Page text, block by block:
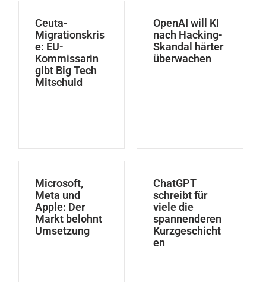
Ceuta-
Migrationskris
e: EU-
Kommissarin
gibt Big Tech
Mitschuld
OpenAI will KI
nach Hacking-
Skandal härter
überwachen
Microsoft,
Meta und
Apple: Der
Markt belohnt
Umsetzung
ChatGPT
schreibt für
viele die
spannenderen
Kurzgeschicht
en